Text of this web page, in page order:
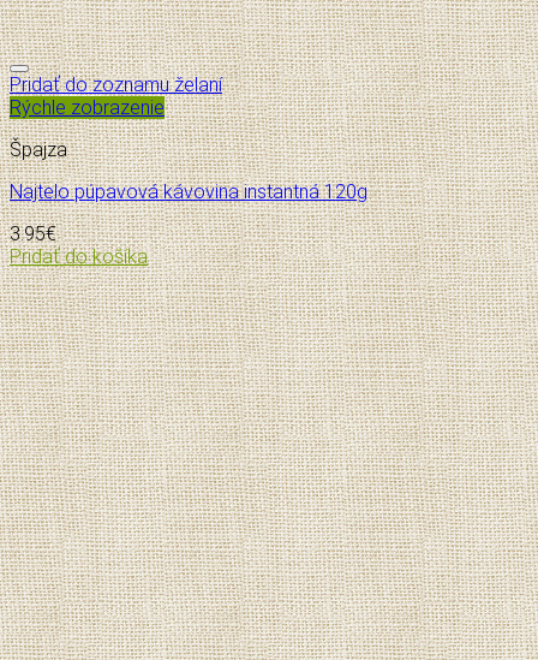
Pridať do zoznamu želaní
Rýchle zobrazenie
Špajza
Najtelo púpavová kávovina instantná 120g
3.95€
Pridať do košíka